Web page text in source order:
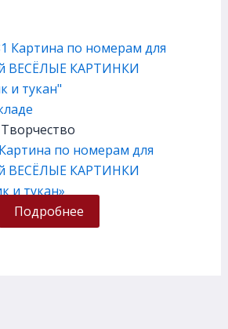
по номерам для
ВЕСЁЛЫЕ КАРТИНКИ
и тукан»
Подробнее